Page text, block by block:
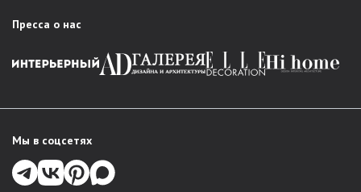
модули, мебельные комбинации для зонирования
пространства.
места отдыха и хранения вещей.
Пресса о нас
Мы в соцсетях